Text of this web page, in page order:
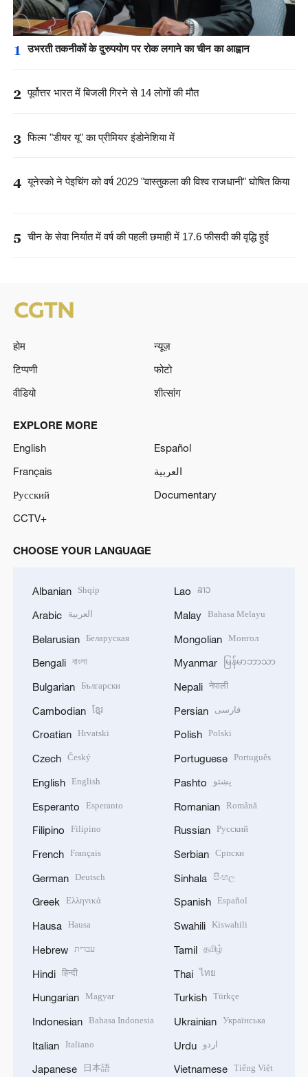
1 उभरती तकनीकों के दुरुपयोग पर रोक लगाने का चीन का आह्वान
2 पूर्वोत्तर भारत में बिजली गिरने से 14 लोगों की मौत
3 फिल्म "डीयर यू" का प्रीमियर इंडोनेशिया में
4 यूनेस्को ने पेइचिंग को वर्ष 2029 "वास्तुकला की विश्व राजधानी" घोषित किया
5 चीन के सेवा निर्यात में वर्ष की पहली छमाही में 17.6 फीसदी की वृद्धि हुई
होम
न्यूज़
टिप्पणी
फोटो
वीडियो
शीत्सांग
EXPLORE MORE
English
Español
Français
العربية
Русский
Documentary
CCTV+
CHOOSE YOUR LANGUAGE
Albanian Shqip
Arabic العربية
Belarusian Беларуская
Bengali বাংলা
Bulgarian Български
Cambodian ខ្មែរ
Croatian Hrvatski
Czech Český
English English
Esperanto Esperanto
Filipino Filipino
French Français
German Deutsch
Greek Ελληνικά
Hausa Hausa
Hebrew עברית
Hindi हिन्दी
Hungarian Magyar
Indonesian Bahasa Indonesia
Italian Italiano
Japanese 日本語
Lao ລາວ
Malay Bahasa Melayu
Mongolian Монгол
Myanmar မြန်မာဘာသာ
Nepali नेपाली
Persian فارسی
Polish Polski
Portuguese Português
Pashto پښتو
Romanian Română
Russian Русский
Serbian Српски
Sinhala සිංහල
Spanish Español
Swahili Kiswahili
Tamil தமிழ்
Thai ไทย
Turkish Türkçe
Ukrainian Українська
Urdu اردو
Vietnamese Tiếng Việt